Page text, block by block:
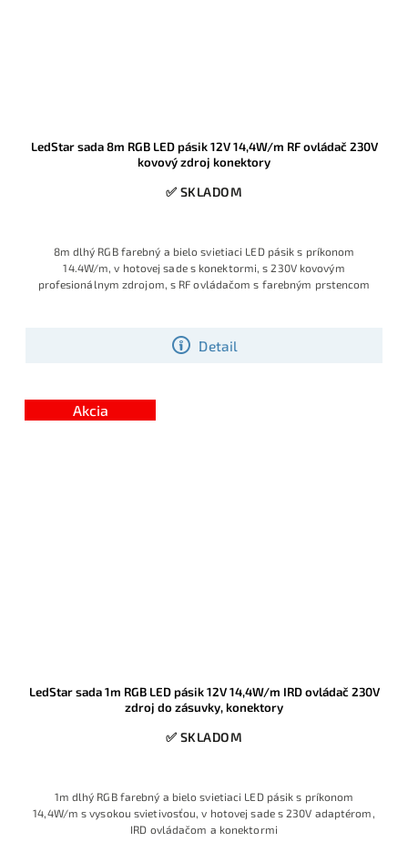
LedStar sada 8m RGB LED pásik 12V 14,4W/m RF ovládač 230V
kovový zdroj konektory
✅ SKLADOM
Detail
8m dlhý RGB farebný a bielo svietiaci LED pásik s príkonom
14.4W/m, v hotovej sade s konektormi, s 230V kovovým
profesionálnym zdrojom, s RF ovládačom s farebným prstencom
Akcia
LedStar sada 1m RGB LED pásik 12V 14,4W/m IRD ovládač 230V
zdroj do zásuvky, konektory
✅ SKLADOM
1m dlhý RGB farebný a bielo svietiaci LED pásik s príkonom
14,4W/m s vysokou svietivosťou, v hotovej sade s 230V adaptérom,
IRD ovládačom a konektormi